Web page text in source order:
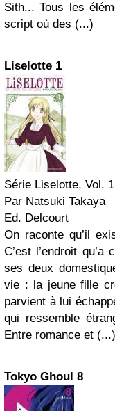
Sith... Tous les
script où des (...)
Liselotte 1
Série Liselotte, Vol. 1
Par Natsuki Takaya
Ed. Delcourt
On raconte qu’il
C’est l’endroit
ses deux
vie : la jeune fille
parvient à lui
qui ressemble
Entre romance et (...)
Tokyo Ghoul 8